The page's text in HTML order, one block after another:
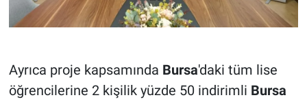
Ayrıca proje kapsamında Bursa'daki tüm lise
öğrencilerine 2 kişilik yüzde 50 indirimli Bursa